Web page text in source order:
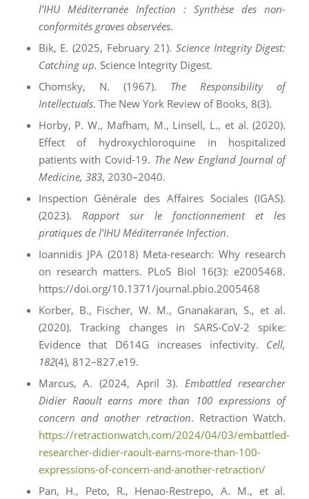
l’IHU Méditerranée Infection : Synthèse des non-
conformités graves observées.
Bik, E. (2025, February 21). Science Integrity Digest:
Catching up. Science Integrity Digest.
Chomsky, N. (1967). The Responsibility of
Intellectuals. The New York Review of Books, 8(3).
Horby, P. W., Mafham, M., Linsell, L., et al. (2020).
Effect of hydroxychloroquine in hospitalized
patients with Covid-19. The New England Journal of
Medicine, 383, 2030–2040.
Inspection Générale des Affaires Sociales (IGAS).
(2023). Rapport sur le fonctionnement et les
pratiques de l’IHU Méditerranée Infection.
Ioannidis JPA (2018) Meta-research: Why research
on research matters. PLoS Biol 16(3): e2005468.
https://doi.org/10.1371/journal.pbio.2005468
Korber, B., Fischer, W. M., Gnanakaran, S., et al.
(2020). Tracking changes in SARS-CoV-2 spike:
Evidence that D614G increases infectivity. Cell,
182(4), 812–827.e19.
Marcus, A. (2024, April 3). Embattled researcher
Didier Raoult earns more than 100 expressions of
concern and another retraction. Retraction Watch.
https://retractionwatch.com/2024/04/03/embattled-
researcher-didier-raoult-earns-more-than-100-
expressions-of-concern-and-another-retraction/
Pan, H., Peto, R., Henao-Restrepo, A. M., et al.